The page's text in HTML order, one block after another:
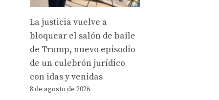
La justicia vuelve a
bloquear el salón de baile
de Trump, nuevo episodio
de un culebrón jurídico
con idas y venidas
8 de agosto de 2026